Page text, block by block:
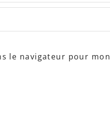
le navigateur pour mon